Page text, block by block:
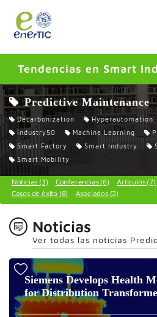
Tendencias en Smart
Predictive Maintenance
Decarbonization Hyperautomation
Industry50
Machine Learning
Smart Factory
Smart Industry
Smart Mobility
Noticias (3) Conferencias (6) Artículos (7)
Casos de éxito (8)
Asociados (2)
Noticias
Ver todas las noticias
Siemens Develops Health
for Distribution